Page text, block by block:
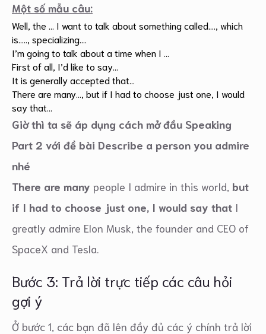
Một số mẫu câu:
Well, the … I want to talk about something called…., which
is….., specializing….
I’m going to talk about a time when I …
First of all, I’d like to say…
It is generally accepted that…
There are many…, but if I had to choose just one, I would
say that…
Giờ thì ta sẽ áp dụng cách mở đầu Speaking
Part 2 với đề bài Describe a person you admire
nhé
There are many people I admire in this world, but
if I had to choose just one, I would say that I
greatly admire Elon Musk, the founder and CEO of
SpaceX and Tesla.
Bước 3: Trả lời trực tiếp các câu hỏi
gợi ý
Ở bước 1, các bạn đã lên đầy đủ các ý chính trả lời